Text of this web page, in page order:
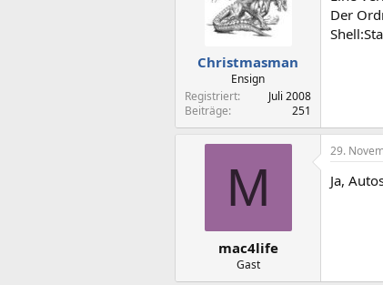
Christmasman
Ensign
Registriert
Juli 2008
Beiträge
251
Der
M
mac4life
Gast
29.
Ja,